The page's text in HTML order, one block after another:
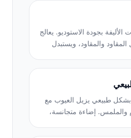
بجودة الاستوديو. يعالج
والمقاود، ويستبدل
بشكل طبيعي يزيل العيوب مع
والملمس. إضاءة متجانسة،